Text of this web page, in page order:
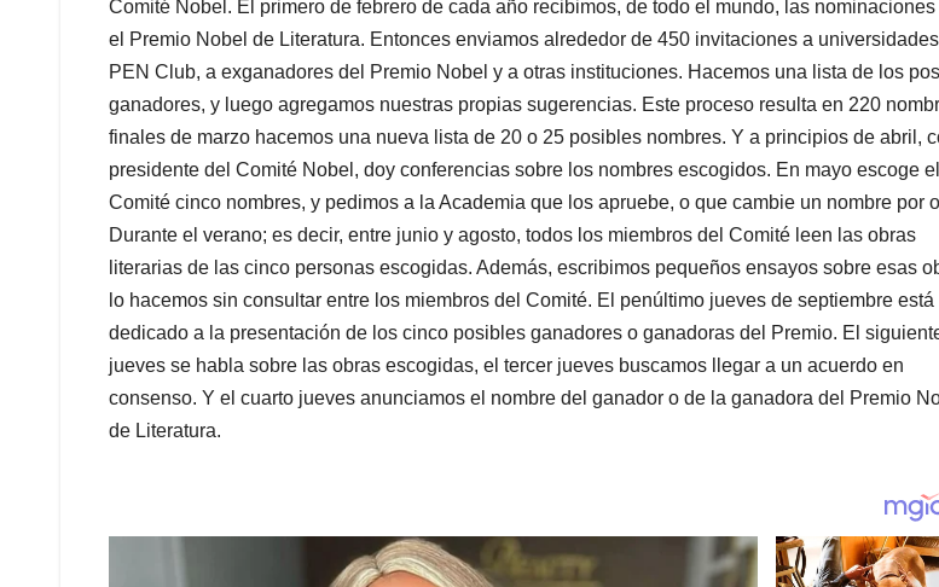
Comité Nobel. El primero de febrero de cada año recibimos, de todo el mundo, las nominaciones
el Premio Nobel de Literatura. Entonces enviamos alrededor de 450 invitaciones a
PEN Club, a exganadores del Premio Nobel y a otras instituciones. Hacemos una lista de los
ganadores, y luego agregamos nuestras propias sugerencias. Este proceso resulta en 220
finales de marzo hacemos una nueva lista de 20 o 25 posibles nombres. Y a principios de abril,
presidente del Comité Nobel, doy conferencias sobre los nombres escogidos. En mayo escoge el
Comité cinco nombres, y pedimos a la Academia que los apruebe, o que cambie un nombre por
Durante el verano; es decir, entre junio y agosto, todos los miembros del Comité leen las obras
literarias de las cinco personas escogidas. Además, escribimos pequeños ensayos sobre esas
lo hacemos sin consultar entre los miembros del Comité. El penúltimo jueves de septiembre está
dedicado a la presentación de los cinco posibles ganadores o ganadoras del Premio. El
jueves se habla sobre las obras escogidas, el tercer jueves buscamos llegar a un acuerdo en
consenso. Y el cuarto jueves anunciamos el nombre del ganador o de la ganadora del Premio
de Literatura.